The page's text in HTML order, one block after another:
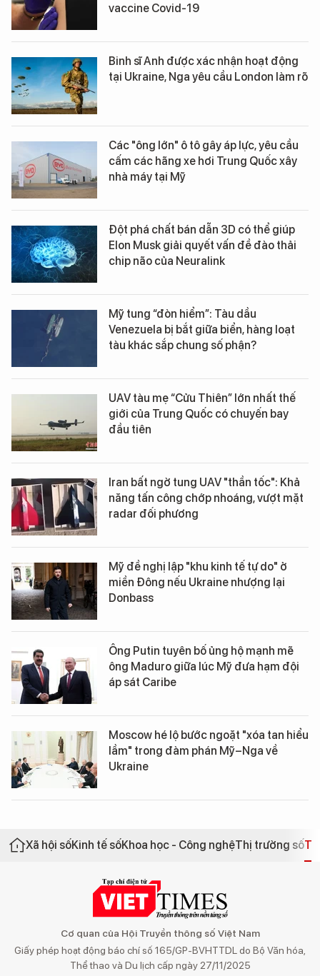
vaccine Covid-19
Binh sĩ Anh được xác nhận hoạt động
tại Ukraine, Nga yêu cầu London làm rõ
Các "ông lớn" ô tô gây áp lực, yêu cầu
cấm các hãng xe hơi Trung Quốc xây
nhà máy tại Mỹ
Đột phá chất bán dẫn 3D có thể giúp
Elon Musk giải quyết vấn đề đào thải
chip não của Neuralink
Mỹ tung “đòn hiểm”: Tàu dầu
Venezuela bị bắt giữa biển, hàng loạt
tàu khác sắp chung số phận?
UAV tàu mẹ “Cửu Thiên” lớn nhất thế
giới của Trung Quốc có chuyến bay
đầu tiên
Iran bất ngờ tung UAV "thần tốc": Khả
năng tấn công chớp nhoáng, vượt mặt
radar đối phương
Mỹ đề nghị lập "khu kinh tế tự do" ở
miền Đông nếu Ukraine nhượng lại
Donbass
Ông Putin tuyên bố ủng hộ mạnh mẽ
ông Maduro giữa lúc Mỹ đưa hạm đội
áp sát Caribe
Moscow hé lộ bước ngoặt "xóa tan hiểu
lầm" trong đàm phán Mỹ–Nga về
Ukraine
Xã hội sốKinh tế sốKhoa học - Công nghệThị trường số
Cơ quan của Hội Truyền thông số Việt Nam
Giấy phép hoạt động báo chí số 165/GP-BVHTTDL do Bộ Văn hóa,
Thể thao và Du lịch cấp ngày 27/11/2025